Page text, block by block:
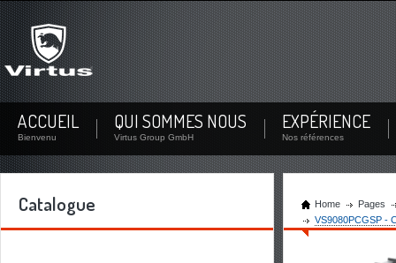
Pas encore membre?
Inscrivez-vous maintenant! En créant un compte, vous pouvez voir la documentation de
entreprise ...
Pas encore membre? Créer un utilisateur
ACCUEIL
Bienvenu
QUI SOMMES NOUS
Virtus Group GmbH
EXPÉRIENCE
Nos références
Catalogue Home
Pages
VS9080PCGSP -